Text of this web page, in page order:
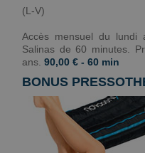
(L-V)
Accès mensuel du lundi
Salinas de 60 minutes.
ans. 90,00 € - 60 min
BONUS